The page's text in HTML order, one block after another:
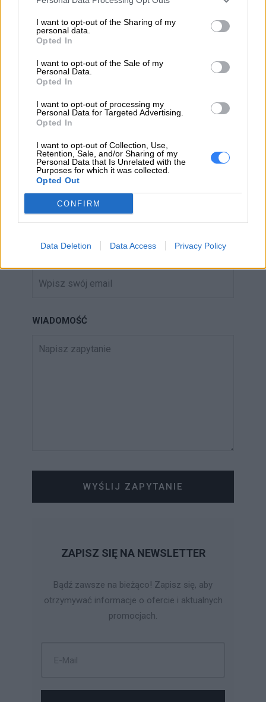
I want to opt-out of the Sharing of my
personal data.
Opted In
I want to opt-out of the Sale of my
Personal Data.
Opted In
I want to opt-out of processing my
Personal Data for Targeted Advertising.
Opted In
I want to opt-out of Collection, Use,
Retention, Sale, and/or Sharing of my
Personal Data that Is Unrelated with the
Purposes for which it was collected.
Opted Out
CONFIRM
Data Deletion Data Access Privacy Policy
info_pl@lenovo.com
Pomoc
techniczna
https://support.lenovo.com/pl/pl/
ZAPYTAJ O PRODUKT
Zapytanie o "Bateria Lenovo FRU Kylin SP B
L19M3PF2 11.52V 57Wh 3-cell 5B10W67327"
WIADOMOŚĆ
WYŚLIJ ZAPYTANIE
ZAPISZ SIĘ NA NEWSLETTER
Bądź zawsze na bieżąco! Zapisz się, aby
otrzymywać informacje o ofercie i aktualnych
promocjach.